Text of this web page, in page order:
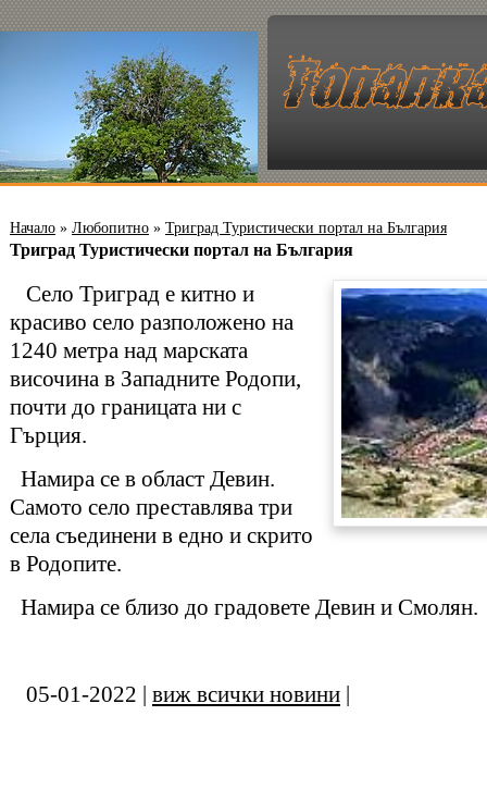
Начало » Любопитно » Триград Туристически портал на България
Триград Туристически портал на България
Село Триград е китно и
красиво село разположено на
1240 метра над марската
височина в Западните Родопи,
почти до границата ни с
Гърция.
Намира се в област Девин.
Самото село преставлява три
села съединени в едно и скрито
в Родопите.
Намира се близо до градовете Девин и Смолян.
05-01-2022 | виж всички новини |